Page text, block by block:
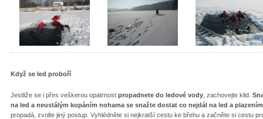
Když se led proboří
Jestliže se i přes veškerou opatrnost propadnete do ledové vody , zachovejte klid.
na led a neustálým kopáním nohama se snažte dostat co nejdál na led a
propadá, zvolte jiný postup. Vyhlédněte si nejkratší cestu ke břehu a začněte si cestu